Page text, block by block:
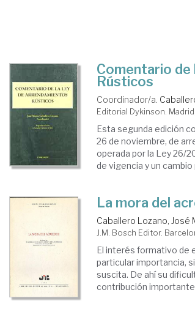
Comentario
Rústicos
Coordinador/a.
Editorial Dykinson.
Esta segunda edición
26 de noviembre, de
operada por la Ley 26/
de vigencia y un cambio
La mora del
Caballero Lozano, José
J.M. Bosch Editor.
El interés formativo de
particular importancia,
suscita. De ahí su
contribución